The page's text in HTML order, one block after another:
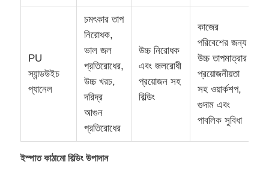
PU
স্যান্ডউইচ
প্যানেল
চমৎকার তাপ
নিরোধক,
ভাল জল
প্রতিরোধের,
উচ্চ খরচ,
দরিদ্র
আগুন
প্রতিরোধের
উচ্চ নিরোধক
এবং জলরোধী
প্রয়োজন সহ
বিল্ডিং
কাজের
পরিবেশের জন্য
উচ্চ তাপমাত্রার
প্রয়োজনীয়তা
সহ ওয়ার্কশপ,
গুদাম এবং
পাবলিক সুবিধা
ইস্পাত কাঠামো বিল্ডিং উপাদান